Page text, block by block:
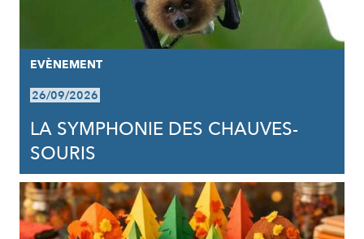
EVÈNEMENT
26/09/2026
LA SYMPHONIE DES CHAUVES-
SOURIS